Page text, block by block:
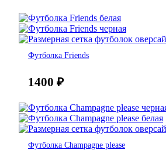
Футболка Friends
1400 ₽
Футболка Champagne please